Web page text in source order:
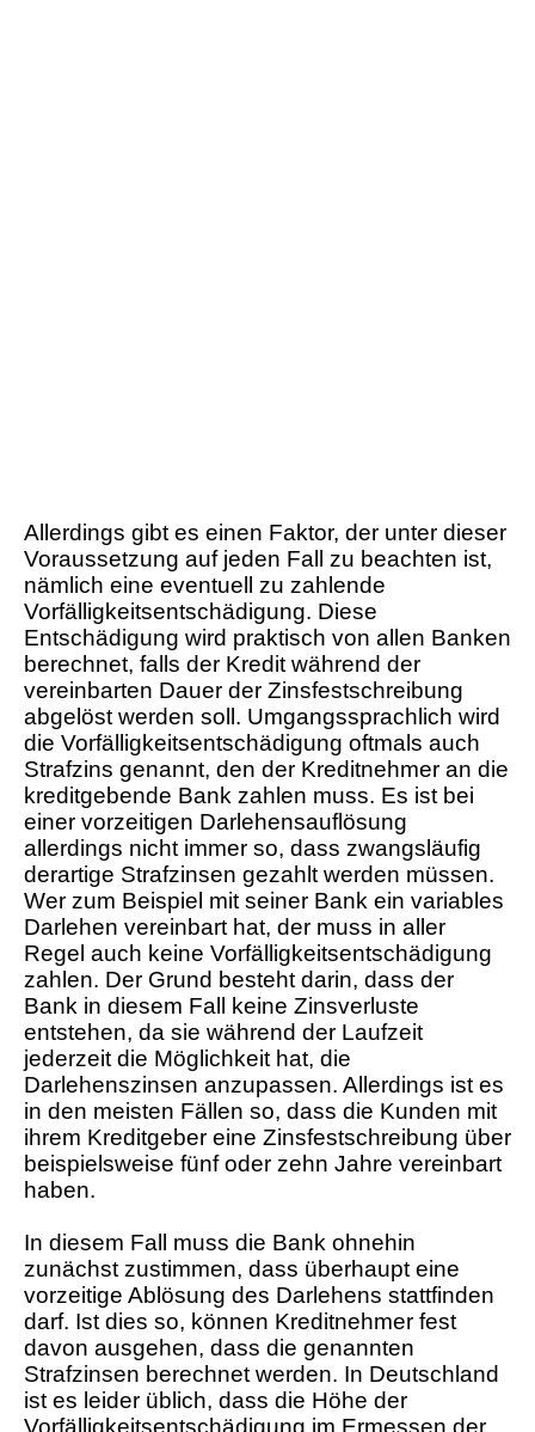
Allerdings gibt es einen Faktor, der unter dieser
Voraussetzung auf jeden Fall zu beachten ist,
nämlich eine eventuell zu zahlende
Vorfälligkeitsentschädigung. Diese
Entschädigung wird praktisch von allen Banken
berechnet, falls der Kredit während der
vereinbarten Dauer der Zinsfestschreibung
abgelöst werden soll. Umgangssprachlich wird
die Vorfälligkeitsentschädigung oftmals auch
Strafzins genannt, den der Kreditnehmer an die
kreditgebende Bank zahlen muss. Es ist bei
einer vorzeitigen Darlehensauflösung
allerdings nicht immer so, dass zwangsläufig
derartige Strafzinsen gezahlt werden müssen.
Wer zum Beispiel mit seiner Bank ein variables
Darlehen vereinbart hat, der muss in aller
Regel auch keine Vorfälligkeitsentschädigung
zahlen. Der Grund besteht darin, dass der
Bank in diesem Fall keine Zinsverluste
entstehen, da sie während der Laufzeit
jederzeit die Möglichkeit hat, die
Darlehenszinsen anzupassen. Allerdings ist es
in den meisten Fällen so, dass die Kunden mit
ihrem Kreditgeber eine Zinsfestschreibung über
beispielsweise fünf oder zehn Jahre vereinbart
haben.
In diesem Fall muss die Bank ohnehin
zunächst zustimmen, dass überhaupt eine
vorzeitige Ablösung des Darlehens stattfinden
darf. Ist dies so, können Kreditnehmer fest
davon ausgehen, dass die genannten
Strafzinsen berechnet werden. In Deutschland
ist es leider üblich, dass die Höhe der